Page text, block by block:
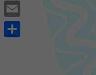
Twitter
Email